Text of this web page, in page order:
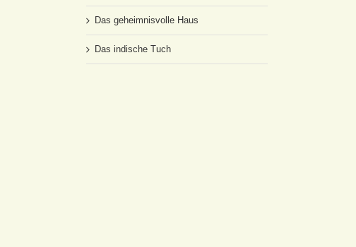
Das geheimnisvolle Haus
Das indische Tuch